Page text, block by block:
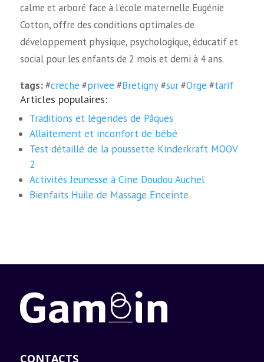
calme et arboré face à l'école maternelle Eugénie
Cotton, offre des conditions optimales de
développement physique, psychologique, éducatif et
social pour les enfants de 2 mois et demi à 4 ans.
tags:#creche #privee #Bretigny#sur#Orge #tarif
Articles populaires:
Traditions et légendes de Pâques
Allaitement et inconfort de bébé
Test détaillé de la poussette Kinderkraft MOOV
2
Activités Jeunesse à Cine Doudou Auchel
Bienfaits Huile de Massage Enceinte
CONTACTS